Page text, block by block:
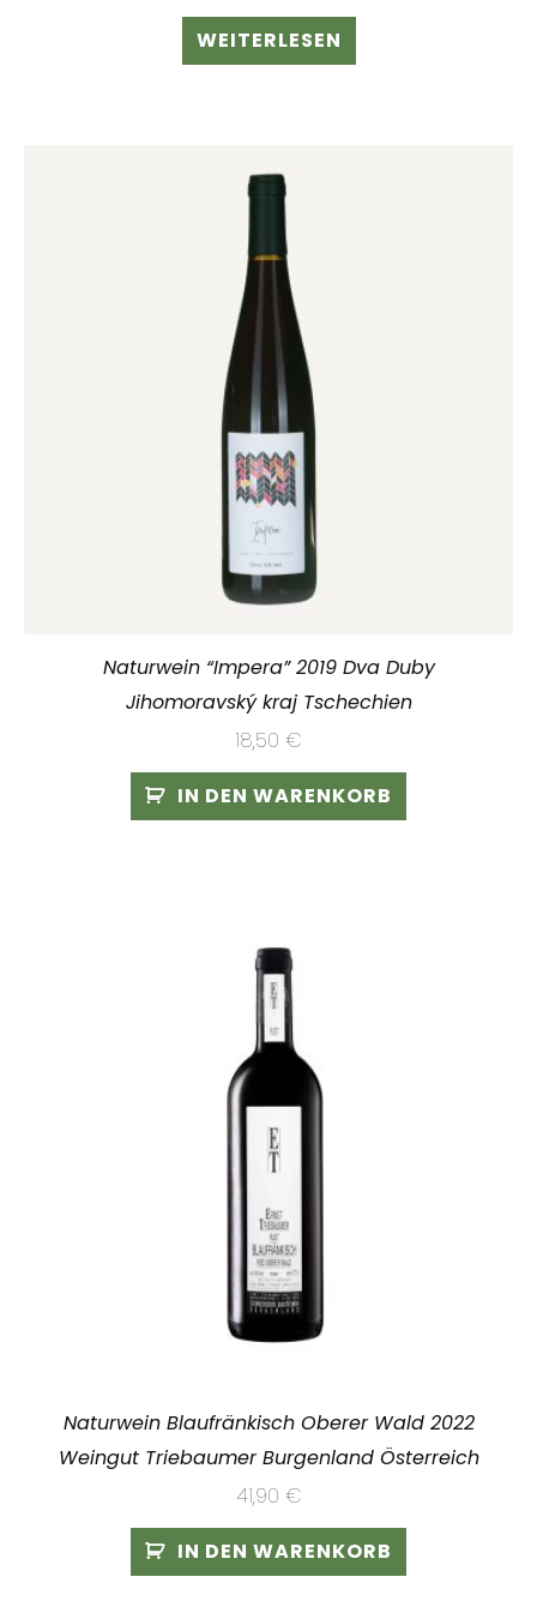
WEITERLESEN
Naturwein “Impera” 2019 Dva Duby
Jihomoravský kraj Tschechien
18,50 €
IN DEN WARENKORB
Naturwein Blaufränkisch Oberer Wald 2022
Weingut Triebaumer Burgenland Österreich
41,90 €
IN DEN WARENKORB